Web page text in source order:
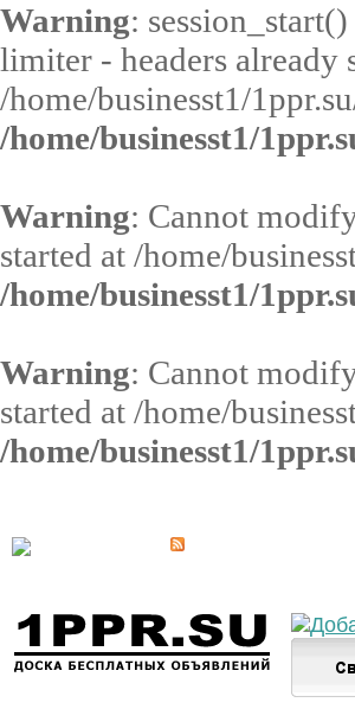
Warning:
limiter - headers already
/home/businesst1/
/home/businesst1/
Warning: Cannot
started at /home/
/home/businesst1/
Warning: Cannot
started at /home/
/home/businesst1/